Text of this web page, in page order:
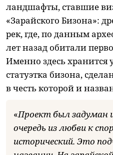
ландшафты, ставшие
«Зарайского Бизона»:
рек, где, по данным
лет назад обитали
Именно здесь хранится
статуэтка бизона,
в честь которой и
«Проект был задуман
очередь из любви к
исторический. Это